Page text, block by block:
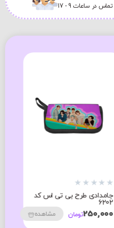
تماس در ساعات 9 - 17
★
★
★
★
★
جامدادی طرح بی تی اس کد
6202
250,000تومان مشاهده